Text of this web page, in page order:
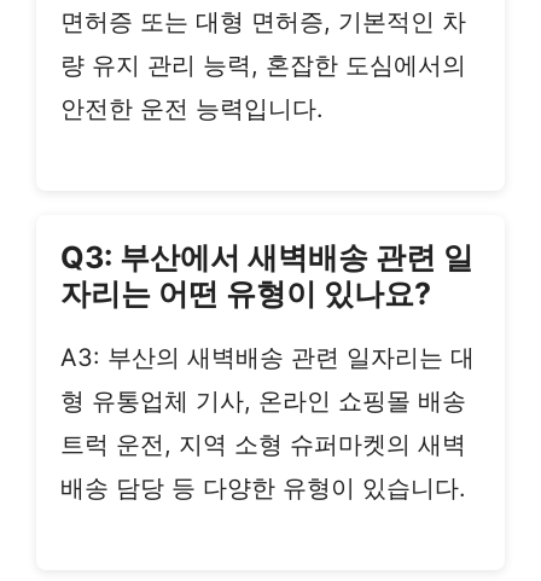
면허증 또는 대형 면허증, 기본적인 차
량 유지 관리 능력, 혼잡한 도심에서의
안전한 운전 능력입니다.
Q3: 부산에서 새벽배송 관련 일
자리는 어떤 유형이 있나요?
A3: 부산의 새벽배송 관련 일자리는 대
형 유통업체 기사, 온라인 쇼핑몰 배송
트럭 운전, 지역 소형 슈퍼마켓의 새벽
배송 담당 등 다양한 유형이 있습니다.